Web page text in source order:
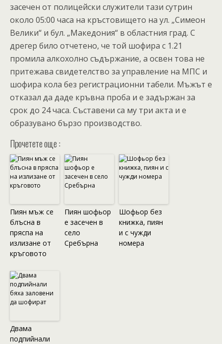
засечен от полицейски служители тази сутрин
около 05:00 часа на кръстовището на ул. „Симеон
Велики“ и бул. „Македония“ в областния град. С
дрегер било отчетено, че той шофира с 1.21
промила алкохолно съдържание, а освен това не
притежава свидетелство за управление на МПС и
шофира кола без регистрационни табели. Мъжът е
отказал да даде кръвна проба и е задържан за
срок до 24 часа. Съставени са му три акта и е
образувано бързо производство.
Прочетете още :
Пиян мъж се
блъсна в
пряспа на
излизане от
кръговото
Пиян шофьор
е засечен в
село
Сребърна
Шофьор без
книжка, пиян
и с чужди
номера
Двама
подпийнали